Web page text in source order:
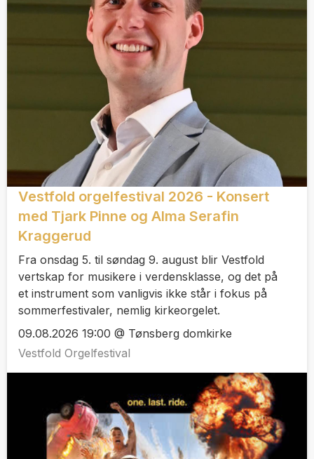
Vestfold orgelfestival 2026 - Konsert
med Tjark Pinne og Alma Serafin
Kraggerud
Fra onsdag 5. til søndag 9. august blir Vestfold
vertskap for musikere i verdensklasse, og det på
et instrument som vanligvis ikke står i fokus på
sommerfestivaler, nemlig kirkeorgelet.
09.08.2026 19:00 @ Tønsberg domkirke
Vestfold Orgelfestival